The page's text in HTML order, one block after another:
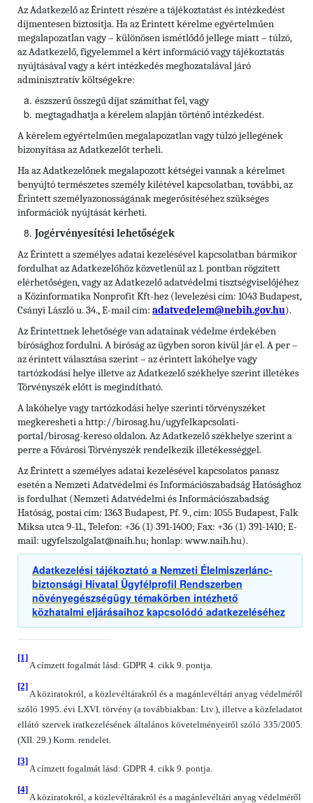
Az Adatkezelő az Érintett részére a tájékoztatást és intézkedést
díjmentesen biztosítja. Ha az Érintett kérelme egyértelműen
megalapozatlan vagy – különösen ismétlődő jellege miatt – túlzó,
az Adatkezelő, figyelemmel a kért információ vagy tájékoztatás
nyújtásával vagy a kért intézkedés meghozatalával járó
adminisztratív költségekre:
észszerű összegű díjat számíthat fel, vagy
megtagadhatja a kérelem alapján történő intézkedést.
A kérelem egyértelműen megalapozatlan vagy túlzó jellegének
bizonyítása az Adatkezelőt terheli.
Ha az Adatkezelőnek megalapozott kétségei vannak a kérelmet
benyújtó természetes személy kilétével kapcsolatban, további, az
Érintett személyazonosságának megerősítéséhez szükséges
információk nyújtását kérheti.
Jogérvényesítési lehetőségek
Az Érintett a személyes adatai kezelésével kapcsolatban bármikor
fordulhat az Adatkezelőhöz közvetlenül az 1. pontban rögzített
elérhetőségen, vagy az Adatkezelő adatvédelmi tisztségviselőjéhez
a Közinformatika Nonprofit Kft-hez (levelezési cím: 1043 Budapest,
Csányi László u. 34., E-mail cím: adatvedelem@nebih.gov.hu).
Az Érintettnek lehetősége van adatainak védelme érdekében
bírósághoz fordulni. A bíróság az ügyben soron kívül jár el. A per –
az érintett választása szerint – az érintett lakóhelye vagy
tartózkodási helye illetve az Adatkezelő székhelye szerint illetékes
Törvényszék előtt is megindítható.
A lakóhelye vagy tartózkodási helye szerinti törvényszéket
megkeresheti a http://birosag.hu/ugyfelkapcsolati-
portal/birosag-kereso oldalon. Az Adatkezelő székhelye szerint a
perre a Fővárosi Törvényszék rendelkezik illetékességgel.
Az Érintett a személyes adatai kezelésével kapcsolatos panasz
esetén a Nemzeti Adatvédelmi és Információszabadság Hatósághoz
is fordulhat (Nemzeti Adatvédelmi és Információszabadság
Hatóság, postai cím: 1363 Budapest, Pf. 9., cím: 1055 Budapest, Falk
Miksa utca 9-11., Telefon: +36 (1) 391-1400; Fax: +36 (1) 391-1410; E-
mail: ugyfelszolgalat@naih.hu; honlap: www.naih.hu).
Adatkezelési tájékoztató a Nemzeti Élelmiszerlánc-
biztonsági Hivatal Ügyfélprofil Rendszerben
növényegészségügy témakörben intézhető
közhatalmi eljárásaihoz kapcsolódó adatkezeléséhez
[1]
A címzett fogalmát lásd: GDPR 4. cikk 9. pontja.
[2]
A köziratokról, a közlevéltárakról és a magánlevéltári anyag védelméről
szóló 1995. évi LXVI. törvény (a továbbiakban: Ltv.), illetve a közfeladatot
ellátó szervek iratkezelésének általános követelményeiről szóló 335/2005.
(XII. 29.) Korm. rendelet.
[3]
A címzett fogalmát lásd: GDPR 4. cikk 9. pontja.
[4]
A köziratokról, a közlevéltárakról és a magánlevéltári anyag védelméről